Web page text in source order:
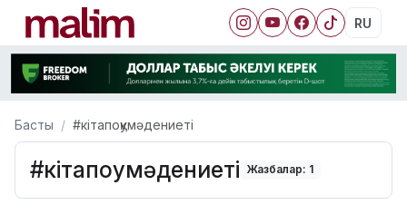
RU
Басты #кітапоқумәдениеті
#кітапоқумәдениеті Жазбалар: 1